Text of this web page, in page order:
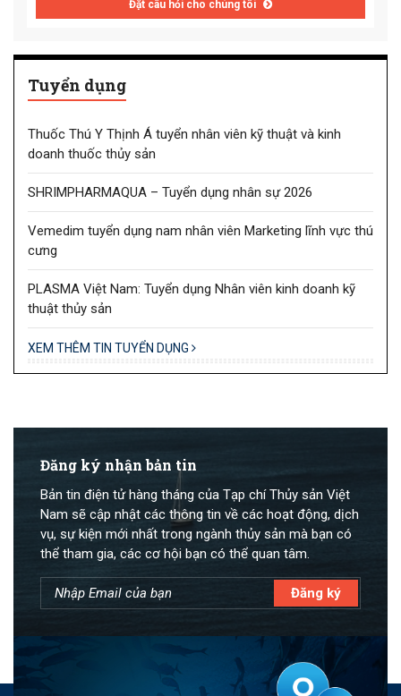
Đặt câu hỏi cho chúng tôi
Tuyển dụng
Thuốc Thú Y Thịnh Á tuyển nhân viên kỹ thuật và kinh
doanh thuốc thủy sản
SHRIMPHARMAQUA – Tuyển dụng nhân sự 2026
Vemedim tuyển dụng nam nhân viên Marketing lĩnh vực thú
cưng
PLASMA Việt Nam: Tuyển dụng Nhân viên kinh doanh kỹ
thuật thủy sản
XEM THÊM TIN TUYỂN DỤNG
Đăng ký nhận bản tin
Bản tin điện tử hàng tháng của Tạp chí Thủy sản Việt
Nam sẽ cập nhật các thông tin về các hoạt động, dịch
vụ, sự kiện mới nhất trong ngành thủy sản mà bạn có
thể tham gia, các cơ hội bạn có thể quan tâm.